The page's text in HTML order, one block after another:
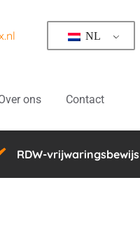
NL
ons Contact
RDW-vrijwaringsbewijs